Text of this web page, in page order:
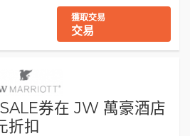
獲取交易
交易
券在 JW 萬豪酒店
折扣